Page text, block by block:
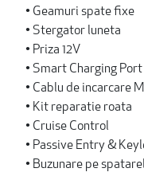
• Geamuri spate fixe
• Stergator luneta
• Priza 12V
• Smart Charging Port
• Cablu de incarcare
• Kit reparatie roata
• Cruise Control
• Passive Entry &
• Buzunare pe